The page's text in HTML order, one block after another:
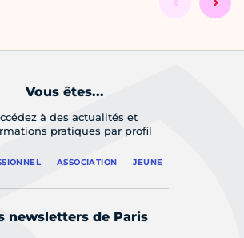
Vous êtes...
à des actualités et
pratiques par profil
ASSOCIATION JEUNE
newsletters de Paris